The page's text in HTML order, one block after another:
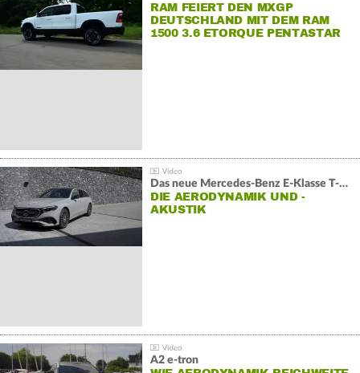
RAM FEIERT DEN MXGP
DEUTSCHLAND MIT DEM RAM
1500 3.6 ETORQUE PENTASTAR
Das neue Mercedes-Benz E-Klasse T-Modell
DIE AERODYNAMIK UND -
AKUSTIK
A2 e-tron